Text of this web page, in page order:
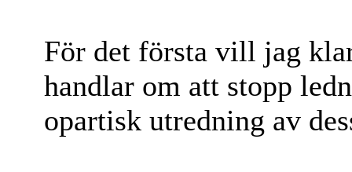
För det första vill jag
handlar om att stopp
opartisk utredning av